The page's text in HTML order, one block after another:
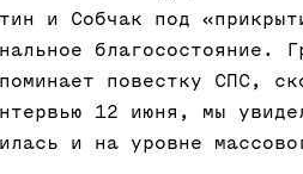
и Собчак под
благосостояние.
повестку СПС,
12 июня, мы
и на уровне